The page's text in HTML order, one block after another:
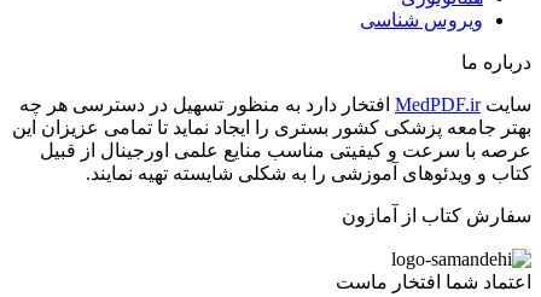
ویروس شناسی
درباره ما
سایتMedPDF.ir افتخار دارد به منظور تسهیل در دسترسی هر چه
بهتر جامعه پزشکی کشور بستری را ایجاد نماید تا تمامی عزیزان این
عرصه با سرعت و کیفیتی مناسب منایع علمی اورجینال از قبیل
کتاب و ویدئوهای آموزشی را به شکلی شایسته تهیه نمایند.
سفارش کتاب از آمازون
اعتماد شما افتخار ماست